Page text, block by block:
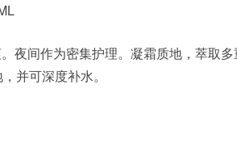
夜间作为密集护理。凝霜质地，萃取多
并可深度补水。